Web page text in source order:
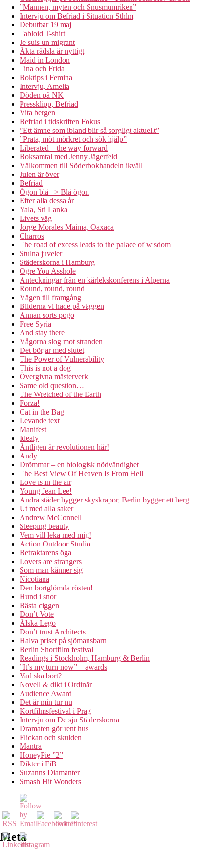
”Mannen, myten och Snusmumriken”
Intervju om Befriad i Situation Sthlm
Debutbar 19 maj
Tabloid T-shirt
Je suis un migrant
Äkta rädsla är nyttigt
Maid in London
Tina och Frida
Boktips i Femina
Intervju, Amelia
Döden på NK
Pressklipp, Befriad
Vita bergen
Befriad i tidskriften Fokus
”Ett ämne som ibland blir så sorgligt aktuellt”
”Prata, möt mörkret och sök hjälp”
Liberated – the way forward
Boksamtal med Jenny Jägerfeld
Välkommen till Söderbokhandeln ikväll
Julen är över
Befriad
Ögon blå –> Blå ögon
Efter alla dessa år
Yala, Sri Lanka
Livets väg
Jorge Morales Maima, Oaxaca
Charros
The road of excess leads to the palace of wisdom
Stulna juveler
Städerskorna i Hamburg
Ogre You Asshole
Anteckningar från en kärlekskonferens i Alperna
Round, round, round
Vägen till framgång
Bilderna vi hade på väggen
Annan sorts pogo
Free Syria
And stay there
Vågorna slog mot stranden
Det börjar med slutet
The Power of Vulnerability
This is not a dog
Övergivna mästerverk
Same old question…
The Wretched of the Earth
Forza!
Cat in the Bag
Levande text
Manifest
Idealy
Äntligen är revolutionen här!
Andy
Drömmar – en biologisk nödvändighet
The Best View Of Heaven Is From Hell
Love is in the air
Young Jean Lee!
Andra städer bygger skyskrapor, Berlin bygger ett berg
Ut med alla saker
Andrew McConnell
Sleeping beauty
Vem vill leka med mig!
Action Outdoor Studio
Betraktarens öga
Lovers are strangers
Som man känner sig
Nicotiana
Den bortglömda rösten!
Hund i snor
Bästa ciggen
Don’t Vote
Älska Lego
Don’t trust Architects
Halva priset på sjömansbarn
Berlin Shortfilm festival
Readings i Stockholm, Hamburg & Berlin
”It’s my turn now” – awards
Vad ska bort?
Novell & dikt i Ordinär
Audience Award
Det är min tur nu
Kortfilmsfestival i Prag
Intervju om De sju Städerskorna
Dramaten gör rent hus
Flickan och skulden
Mantra
HoneyPie ”2”
Dikter i FiB
Suzanns Diamanter
Smash Hit Wonders
Meta